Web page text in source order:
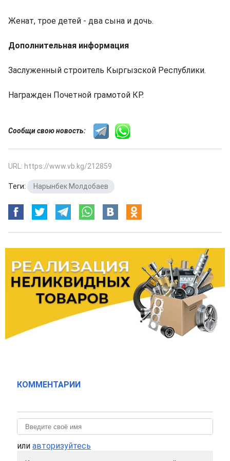
Женат, трое детей - два сына и дочь.
Дополнительная информация
Заслуженный строитель Кыргызской Республики.
Награжден Почетной грамотой КР.
Сообщи свою новость:
URL: https://www.vb.kg/212859
Теги: Нарынбек Молдобаев
КОММЕНТАРИИ
или авторизуйтесь